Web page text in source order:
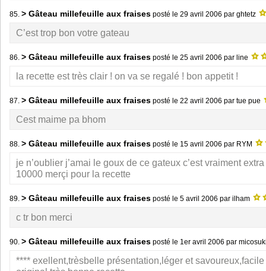
85. > Gâteau millefeuille aux fraises posté le 29 avril 2006 par ghtetz
C’est trop bon votre gateau
86. > Gâteau millefeuille aux fraises posté le 25 avril 2006 par line
la recette est très clair ! on va se regalé ! bon appetit !
87. > Gâteau millefeuille aux fraises posté le 22 avril 2006 par tue pue
Cest maime pa bhom
88. > Gâteau millefeuille aux fraises posté le 15 avril 2006 par RYM
je n’oublier j’amai le goux de ce gateux c’est vraiment
10000 merçi pour la recette
89. > Gâteau millefeuille aux fraises posté le 5 avril 2006 par ilham
c tr bon merci
90. > Gâteau millefeuille aux fraises posté le 1er avril 2006 par
**** exellent,trèsbelle présentation,léger et